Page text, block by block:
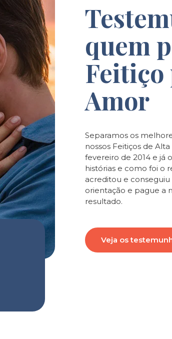
quem
Feitiço
Amor
Separamos os
nossos Feitiços de
fevereiro de 2014 e já
histórias e como foi o
acreditou e conseguiu
orientação e pague a
resultado.
Veja os